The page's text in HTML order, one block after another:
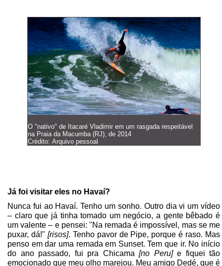
O "nativo" de Itacaré Vladimir em um rasgada respeitável
na Praia da Macumba (RJ), de 2014
Crédito: Arquivo pessoal
Já foi visitar eles no Havaí?
Nunca fui ao Havaí. Tenho um sonho. Outro dia vi um vídeo
– claro que já tinha tomado um negócio, a gente bêbado é
um valente – e pensei: "Na remada é impossível, mas se me
puxar, dá!" [risos]. Tenho pavor de Pipe, porque é raso. Mas
penso em dar uma remada em Sunset. Tem que ir. No início
do ano passado, fui pra Chicama [no Peru]e fiquei tão
emocionado que meu olho marejou. Meu amigo Dedé, que é